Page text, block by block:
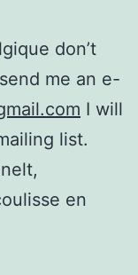
don’t
me an e-
I will
list.
en